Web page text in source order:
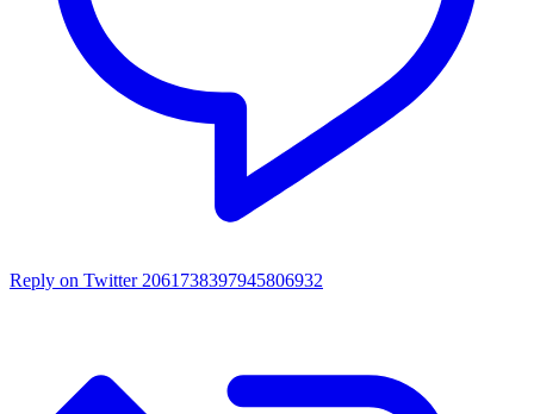
Reply on Twitter 2061738397945806932